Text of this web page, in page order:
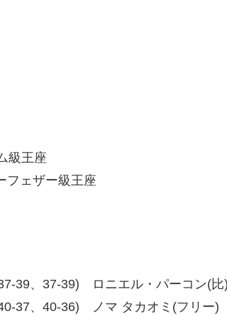
級王座
フェザー級王座
39、37-39) ロニエル・パーコン(比)
37、40-36) ノマ タカオミ(フリー)